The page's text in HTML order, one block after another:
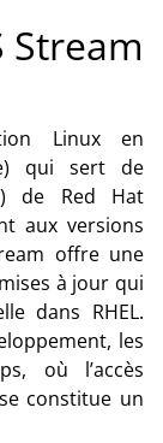
Stream
Linux en
qui sert de
de Red Hat
aux versions
offre une
à jour qui
dans RHEL.
les
où l’accès
constitue un